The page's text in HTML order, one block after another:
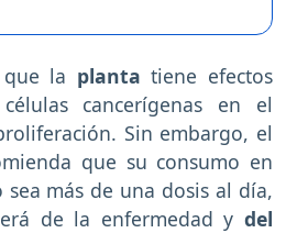
la planta tiene efectos
cancerígenas en el
Sin embargo, el
que su consumo en
más de una dosis al día,
de la enfermedad y del